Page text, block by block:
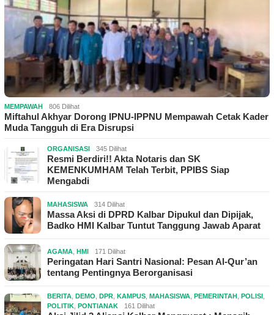
MEMPAWAH 806 Dilihat
Miftahul Akhyar Dorong IPNU-IPPNU Mempawah Cetak Kader
Muda Tangguh di Era Disrupsi
ORGANISASI 345 Dilihat
Resmi Berdiri!! Akta Notaris dan SK
KEMENKUMHAM Telah Terbit, PPIBS Siap
Mengabdi
MAHASISWA 314 Dilihat
Massa Aksi di DPRD Kalbar Dipukul dan Dipijak,
Badko HMI Kalbar Tuntut Tanggung Jawab Aparat
AGAMA, HMI 171 Dilihat
Peringatan Hari Santri Nasional: Pesan Al-Qur’an
tentang Pentingnya Berorganisasi
BERITA, DEMO, DPR, KAMPUS, MAHASISWA, PEMERINTAH , POLISI ,
POLITIK, PONTIANAK 161 Dilihat